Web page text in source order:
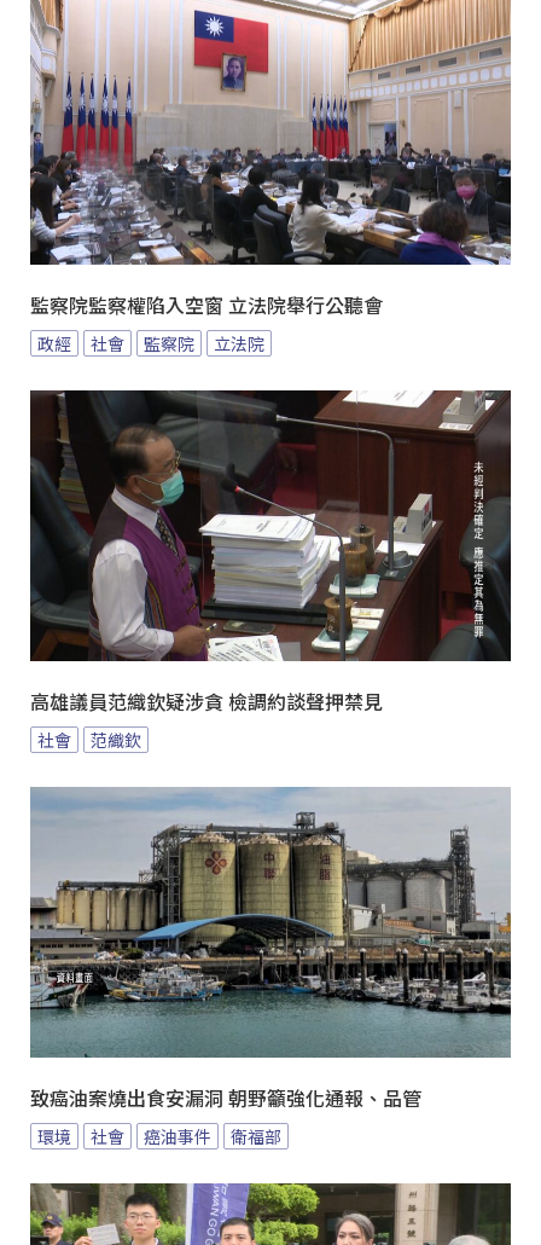
監察院監察權陷入空窗 立法院舉行公聽會
政經 社會 監察院 立法院
高雄議員范織欽疑涉貪 檢調約談聲押禁見
社會 范織欽
致癌油案燒出食安漏洞 朝野籲強化通報、品管
環境 社會 癌油事件 衛福部